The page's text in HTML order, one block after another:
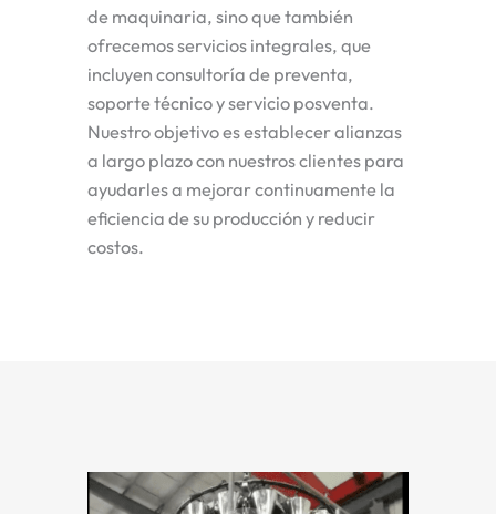
de maquinaria, sino que también
ofrecemos servicios integrales, que
incluyen consultoría de preventa,
soporte técnico y servicio posventa.
Nuestro objetivo es establecer alianzas
a largo plazo con nuestros clientes para
ayudarles a mejorar continuamente la
eficiencia de su producción y reducir
costos.